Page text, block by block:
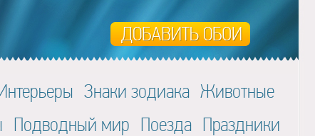
Знаки зодиака Животные
Подводный мир Поезда Праздники